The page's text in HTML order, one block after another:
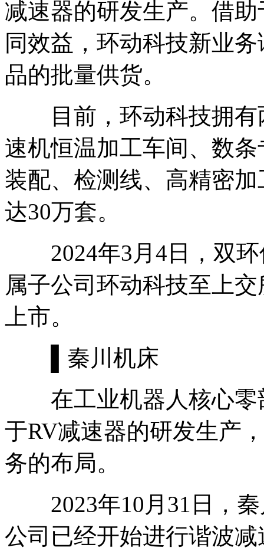
减速器的研发生产。借
同效益，环动科技新业
品的批量供货。
目前，环动科技拥有
速机恒温加工车间、数
装配、检测线、高精密
达30万套。
2024年3月4日，双环
属子公司环动科技至上
上市。
▌秦川机床
在工业机器人核心零
于RV减速器的研发生产
务的布局。
2023年10月31日，秦
公司已经开始进行谐波